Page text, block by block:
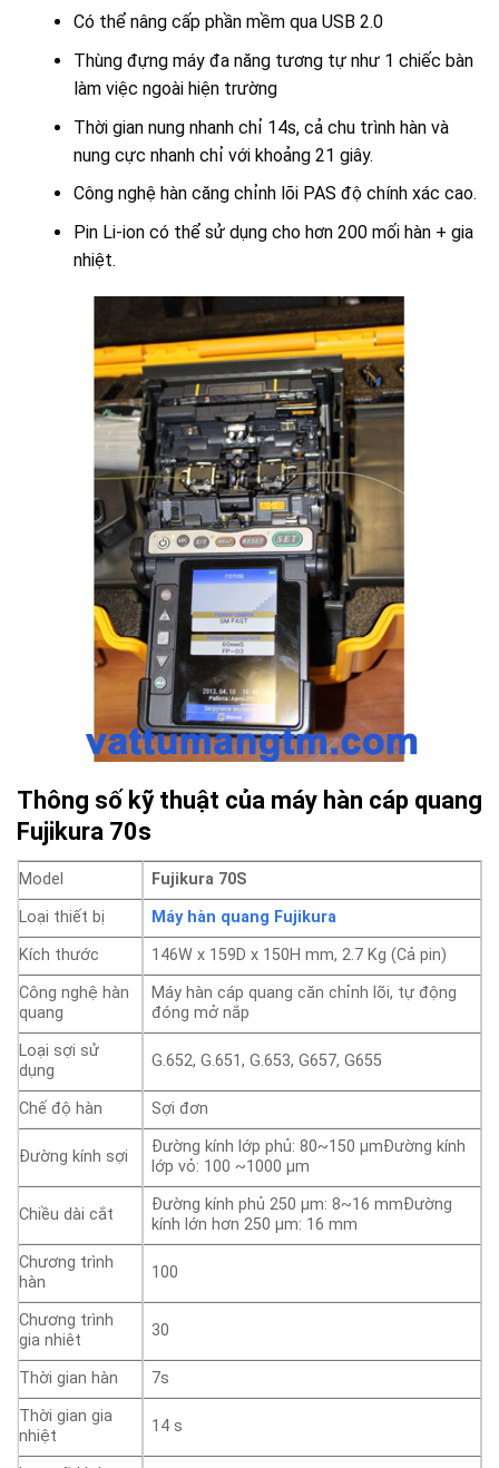
Có thể nâng cấp phần mềm qua USB 2.0
Thùng đựng máy đa năng tương tự như 1 chiếc bàn
làm việc ngoài hiện trường
Thời gian nung nhanh chỉ 14s, cả chu trình hàn và
nung cực nhanh chỉ với khoảng 21 giây.
Công nghệ hàn căng chỉnh lõi PAS độ chính xác cao.
Pin Li-ion có thể sử dụng cho hơn 200 mối hàn + gia
nhiệt.
Thông số kỹ thuật của máy hàn cáp quang
Fujikura 70s
Model
Fujikura 70S
Loại thiết bị
Máy hàn quang Fujikura
Kích thước
146W x 159D x 150H mm, 2.7 Kg (Cả pin)
Công nghệ hàn
quang
Máy hàn cáp quang căn chỉnh lõi, tự động
đóng mở nắp
Loại sợi sử
dụng
G.652, G.651, G.653, G657, G655
Chế độ hàn Sợi đơn
Đường kính sợi
Đường kính lớp phủ: 80~150 µmĐường kính
lớp vỏ: 100 ~1000 µm
Chiều dài cắt
Đường kính phủ 250 µm: 8~16 mmĐường
kính lớn hơn 250 µm: 16 mm
Chương trình
hàn
100
Chương trình
gia nhiêt
30
Thời gian hàn
7s
Thời gian gia
nhiệt
14 s